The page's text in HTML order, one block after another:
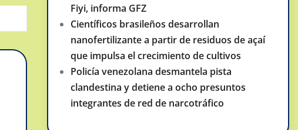
Fiyi, informa GFZ
Científicos brasileños desarrollan
nanofertilizante a partir de residuos de açaí
que impulsa el crecimiento de cultivos
Policía venezolana desmantela pista
clandestina y detiene a ocho presuntos
integrantes de red de narcotráfico